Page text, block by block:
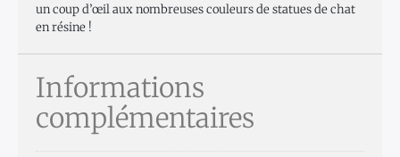
un coup d’œil aux nombreuses couleurs de statues de chat
en résine !
Informations
complémentaires